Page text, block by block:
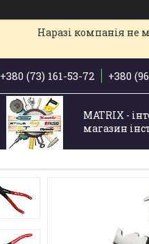
Наразі компанія не
+380 (73) 161-53-72 +380
MATRIX -
магазин